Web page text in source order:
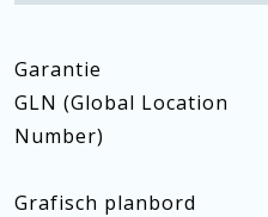
Garantie
GLN (Global Location
Number)
Grafisch planbord